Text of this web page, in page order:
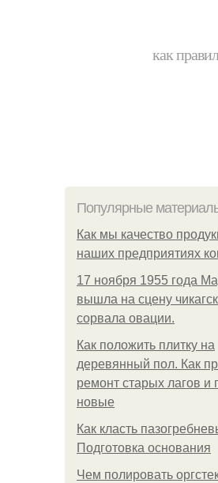
как
Популярные
Как мы качество
наших предприятиях
17 ноября 1955 года
вышла на сцену
сорвала овации.
Как положить плитку на
деревянный пол. Как
ремонт старых лагов и
новые
Как класть
Подготовка основания
Чем полировать